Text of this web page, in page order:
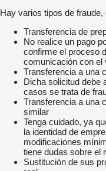
Hay varios tipos de fraude,
Transferencia de
No realice un pago
confirme el proceso
comunicación con el
Transferencia a una
Dicha solicitud debe
casos se trata de
Transferencia a una
similar
Tenga cuidado, ya
la identidad de
modificaciones
tiene dudas sobre el
Sustitución de sus